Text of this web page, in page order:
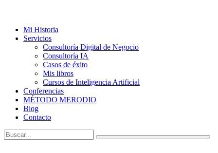
Mi Historia
Servicios
Consultoría Digital de Negocio
Consultoría IA
Casos de éxito
Mis libros
Cursos de Inteligencia Artificial
Conferencias
MÉTODO MERODIO
Blog
Contacto